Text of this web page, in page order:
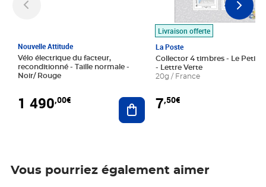
Nouvelle Attitude
Vélo électrique du facteur,
reconditionné - Taille normale -
Noir/ Rouge
1 490,00€ Ajouter au panier
Livraison offerte
La Poste
Collector 4 timbres - Le Petit
- Lettre Verte
20g / France
7,50€
Vous pourriez également aimer